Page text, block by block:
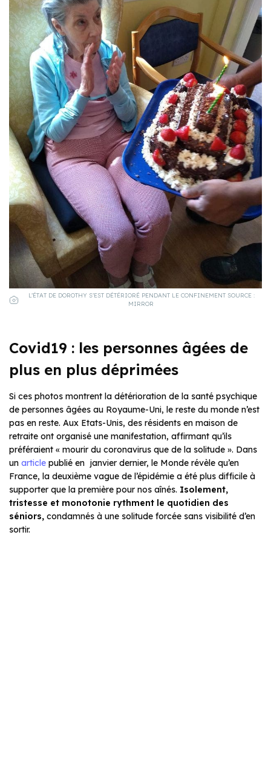
L’ÉTAT DE DOROTHY S’EST DÉTÉRIORÉ PENDANT LE CONFINEMENT SOURCE :
MIRROR
Covid19 : les personnes âgées de
plus en plus déprimées
Si ces photos montrent la détérioration de la santé psychique
de personnes âgées au Royaume-Uni, le reste du monde n’est
pas en reste. Aux Etats-Unis, des résidents en maison de
retraite ont organisé une manifestation, affirmant qu’ils
préféraient « mourir du coronavirus que de la solitude ». Dans
un article publié en janvier dernier, le Monde révèle qu’en
France, la deuxième vague de l’épidémie a été plus difficile à
supporter que la première pour nos aînés. Isolement,
tristesse et monotonie rythment le quotidien des
séniors, condamnés à une solitude forcée sans visibilité d’en
sortir.